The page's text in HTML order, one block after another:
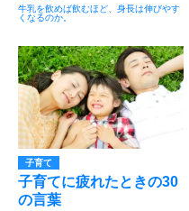
牛乳を飲めば飲むほど、身長は伸びやす
くなるのか。
子育て
子育てに疲れたときの30
の言葉